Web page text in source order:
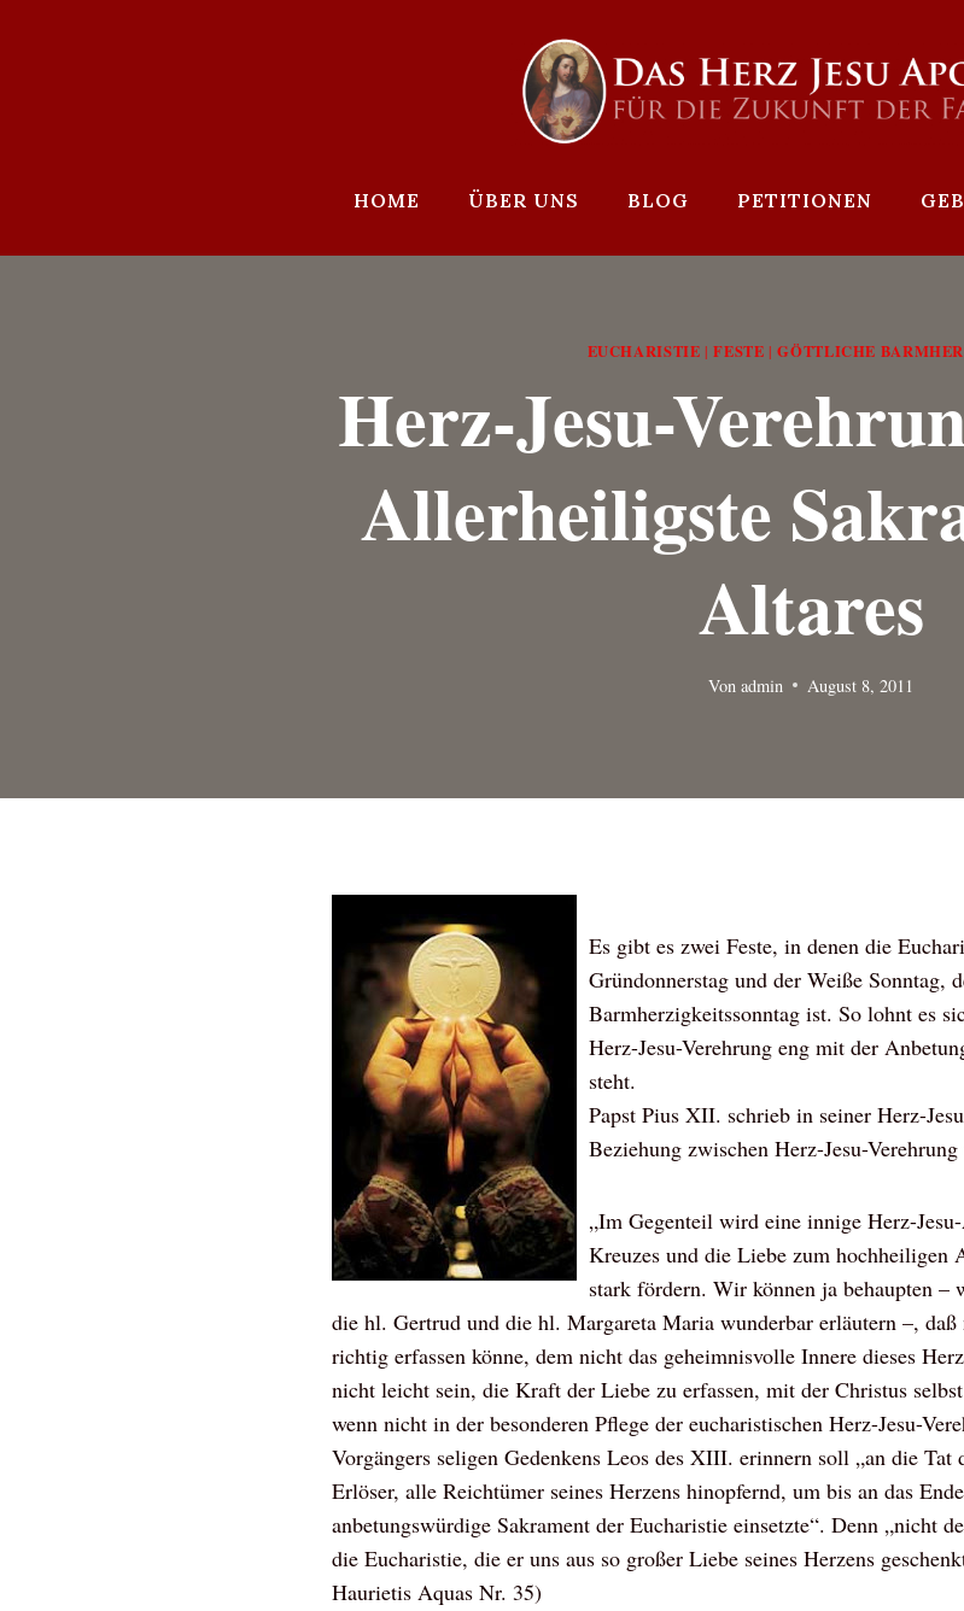
HOME ÜBER UNS BLOG PETITIONEN
EUCHARISTIE |FESTE |GÖTTLICHE
Herz-Jesu-
Allerheiligste
Altares
Von admin August 8, 2011
Es gibt es zwei Feste, in denen die
Gründonnerstag und der Weiße Sonntag,
Barmherzigkeitssonntag ist. So lohnt es
Herz-Jesu-Verehrung eng mit der
steht.
Papst Pius XII. schrieb in seiner Herz-
Beziehung zwischen Herz-Jesu-
„Im Gegenteil wird eine innige Herz-
Kreuzes und die Liebe zum hochheiligen
stark fördern. Wir können ja behaupten –
die hl. Gertrud und die hl. Margareta Maria wunderbar erläutern –, daß
richtig erfassen könne, dem nicht das geheimnisvolle Innere dieses
nicht leicht sein, die Kraft der Liebe zu erfassen, mit der Christus
wenn nicht in der besonderen Pflege der eucharistischen Herz-Jesu-
Vorgängers seligen Gedenkens Leos des XIII. erinnern soll „an die Tat
Erlöser, alle Reichtümer seines Herzens hinopfernd, um bis an das
anbetungswürdige Sakrament der Eucharistie einsetzte“. Denn „nicht
die Eucharistie, die er uns aus so großer Liebe seines Herzens
Haurietis Aquas Nr. 35)